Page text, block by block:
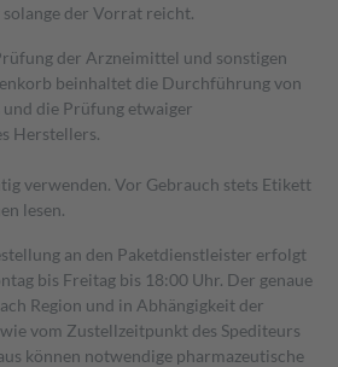
der Vorrat reicht.
der Arzneimittel und sonstigen
beinhaltet die Durchführung von
die Prüfung etwaiger
Herstellers.
verwenden. Vor Gebrauch stets Etikett
lesen.
an den Paketdienstleister erfolgt
bis Freitag bis 18:00 Uhr. Der genaue
Region und in Abhängigkeit der
vom Zustellzeitpunkt des Spediteurs
können notwendige pharmazeutische